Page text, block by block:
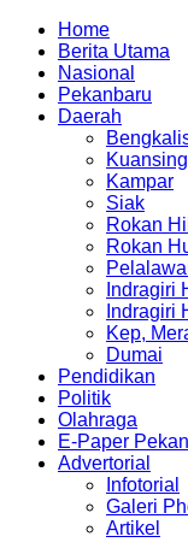
Home
Berita Utama
Nasional
Pekanbaru
Daerah
Kuansing
Kampar
Siak
Rokan
Rokan
Indragiri
Indragiri
Kep,
Dumai
Pendidikan
Politik
Olahraga
E-Paper
Advertorial
Infotorial
Galeri
Artikel